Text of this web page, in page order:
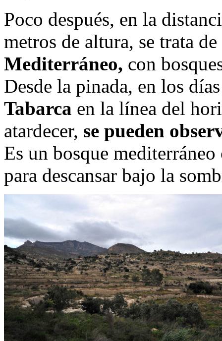
Poco después, en la
metros de altura, se trata de
Mediterráneo, con
Desde la pinada, en los
Tabarca en la línea del
atardecer, se pueden
Es un bosque
para descansar bajo la